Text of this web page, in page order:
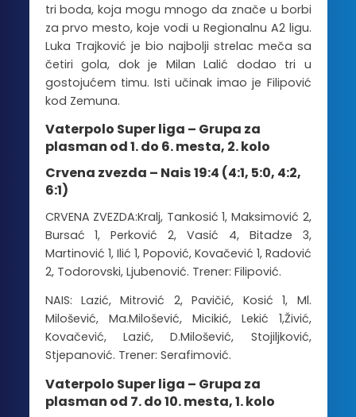
tri boda, koja mogu mnogo da znače u borbi
za prvo mesto, koje vodi u Regionalnu A2 ligu.
Luka Trajković je bio najbolji strelac meča sa
četiri gola, dok je Milan Lalić dodao tri u
gostojućem timu. Isti učinak imao je Filipović
kod Zemuna.
Vaterpolo Super liga – Grupa za
plasman od 1. do 6. mesta, 2. kolo
Crvena zvezda – Nais 19:4 (4:1, 5:0, 4:2,
6:1)
CRVENA ZVEZDA:Kralj, Tankosić 1, Maksimović 2,
Bursać 1, Perković 2, Vasić 4, Bitadze 3,
Martinović 1, Ilić 1, Popović, Kovačević 1, Radović
2, Todorovski, Ljubenović. Trener: Filipović.
NAIS: Lazić, Mitrović 2, Pavičić, Kosić 1, Ml.
Milošević, Ma.Milošević, Micikić, Lekić 1,Živić,
Kovačević, Lazić, D.Milošević, Stojiljković,
Stjepanović. Trener: Serafimović.
Vaterpolo Super liga – Grupa za
plasman od 7. do 10. mesta, 1. kolo